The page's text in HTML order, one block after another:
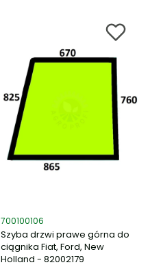
Kod produktu
700100106
Szyba drzwi prawe górna do
ciągnika Fiat, Ford, New
Holland - 82002179